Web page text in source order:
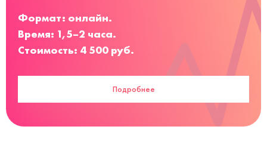
Формат: онлайн.
Время: 1,5–2 часа.
Стоимость: 4 500 руб.
Подробнее